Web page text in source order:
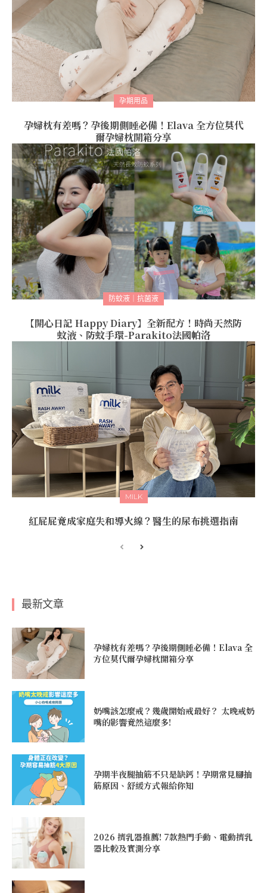
孕期用品
孕婦枕有差嗎？孕後期側睡必備！Elava 全方位莫代
爾孕婦枕開箱分享
防蚊液｜抗菌液
【開心日記 Happy Diary】全新配方！時尚天然防
蚊液、防蚊手環-Parakito法國帕洛
MILK
紅屁屁竟成家庭失和導火線？醫生的尿布挑選指南
最新文章
孕婦枕有差嗎？孕後期側睡必備！Elava 全
方位莫代爾孕婦枕開箱分享
奶嘴該怎麼戒？幾歲開始戒最好？ 太晚戒奶
嘴的影響竟然這麼多!
孕期半夜腿抽筋不只是缺鈣！孕期常見腳抽
筋原因、舒緩方式報給你知
2026 擠乳器推薦! 7款熱門手動、電動擠乳
器比較及實測分享